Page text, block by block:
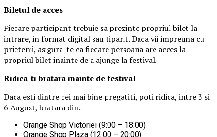
Biletul de acces
Fiecare participant trebuie sa prezinte propriul bilet la
intrare, in format digital sau tiparit. Daca vii impreuna cu
prietenii, asigura-te ca fiecare persoana are acces la
propriul bilet inainte de a ajunge la festival.
Ridica-ti bratarainainte de festival
Daca esti dintre cei mai bine pregatiti, poti ridica, intre 3 si
6 August, bratara din:
Orange Shop Victoriei (9:00 – 18:00)
Orange Shop Plaza (12:00 – 20:00)